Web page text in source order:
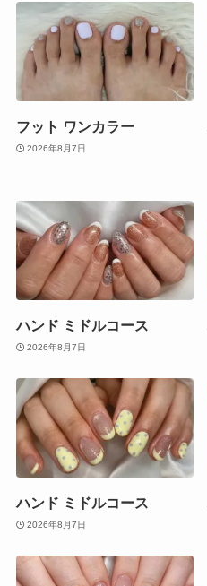
フット ワンカラー
2026年8月7日
ハンド ミドルコース
2026年8月7日
ハンド ミドルコース
2026年8月7日